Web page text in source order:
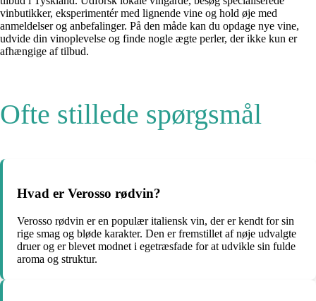
vinbutikker, eksperimentér med lignende vine og hold øje med
anmeldelser og anbefalinger. På den måde kan du opdage nye vine,
udvide din vinoplevelse og finde nogle ægte perler, der ikke kun er
afhængige af tilbud.
Ofte stillede spørgsmål
Hvad er Verosso rødvin?
Verosso rødvin er en populær italiensk vin, der er kendt for sin
rige smag og bløde karakter. Den er fremstillet af nøje udvalgte
druer og er blevet modnet i egetræsfade for at udvikle sin fulde
aroma og struktur.